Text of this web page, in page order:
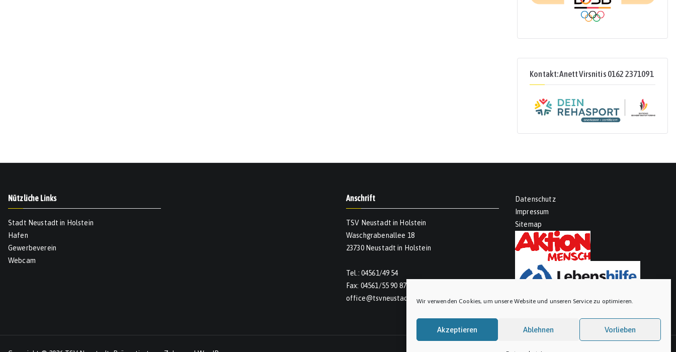
Wir verwenden Cookies, um unsere Website und unseren Service zu optimieren.
Akzeptieren Ablehnen Vorlieben
Kontakt: Anett Virsnitis 0162 2371091
Nützliche Links
Stadt Neustadt in Holstein
Hafen
Gewerbeverein
Webcam
Anschrift
TSV Neustadt in Holstein
Waschgrabenallee 18
23730 Neustadt in Holstein
Tel.: 04561/49 54
Fax: 04561/55 90 874
office@tsvneustadt.de
Datenschutz
Impressum
Sitemap